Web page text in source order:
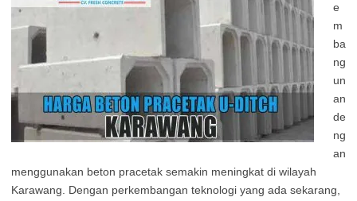
e
m
ba
ng
un
an
de
ng
an
menggunakan beton pracetak semakin meningkat di wilayah
Karawang. Dengan perkembangan teknologi yang ada sekarang,